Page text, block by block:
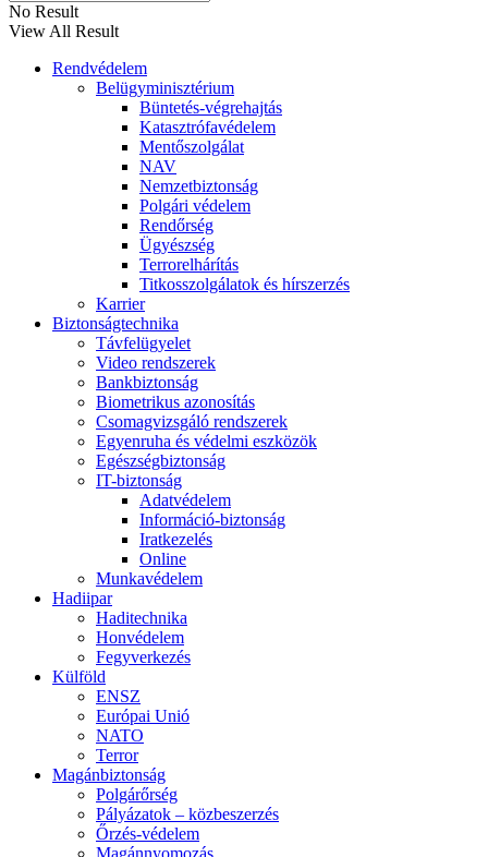
No Result
View All Result
Rendvédelem
Belügyminisztérium
Büntetés-végrehajtás
Katasztrófavédelem
Mentőszolgálat
NAV
Nemzetbiztonság
Polgári védelem
Rendőrség
Ügyészség
Terrorelhárítás
Titkosszolgálatok és hírszerzés
Karrier
Biztonságtechnika
Távfelügyelet
Video rendszerek
Bankbiztonság
Biometrikus azonosítás
Csomagvizsgáló rendszerek
Egyenruha és védelmi eszközök
Egészségbiztonság
IT-biztonság
Adatvédelem
Információ-biztonság
Iratkezelés
Online
Munkavédelem
Hadiipar
Haditechnika
Honvédelem
Fegyverkezés
Külföld
ENSZ
Európai Unió
NATO
Terror
Magánbiztonság
Polgárőrség
Pályázatok – közbeszerzés
Őrzés-védelem
Magánnyomozás